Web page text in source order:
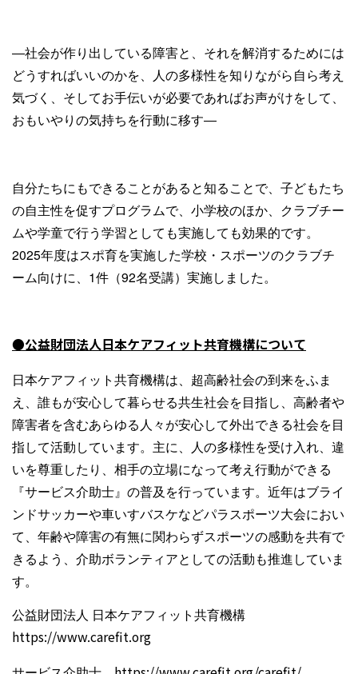
―社会が作り出している障害と、それを解消するためには
どうすればいいのかを、人の多様性を知りながら自ら考え
気づく、そしてお手伝いが必要であればお声がけをして、
おもいやりの気持ちを行動に移す―
自分たちにもできることがあると知ることで、子どもたち
の自主性を促すプログラムで、小学校のほか、クラブチー
ムや学童で行う学習としても実施しても効果的です。
2025年度はスポ育を実施した学校・スポーツのクラブチ
ーム向けに、1件（92名受講）実施しました。
●公益財団法人日本ケアフィット共育機構について
日本ケアフィット共育機構は、超高齢社会の到来をふま
え、誰もが安心して暮らせる共生社会を目指し、高齢者や
障害者を含むあらゆる人々が安心して外出できる社会を目
指して活動しています。主に、人の多様性を受け入れ、違
いを尊重したり、相手の立場になって考え行動ができる
『サービス介助士』の普及を行っています。近年はブライ
ンドサッカーや車いすバスケなどパラスポーツ大会におい
て、年齢や障害の有無に関わらずスポーツの感動を共有で
きるよう、介助ボランティアとしての活動も推進していま
す。
公益財団法人 日本ケアフィット共育機構
https://www.carefit.org